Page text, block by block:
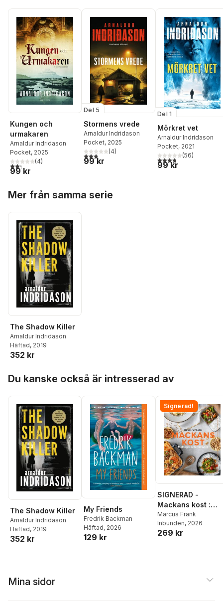
Kungen och
urmakaren
Arnaldur Indridason
Pocket, 2025
2,3utav 5 stjärnor. Totalt antal röster:
(4)
99 kr
Del 5
Stormens vrede
Arnaldur Indridason
Pocket, 2025
2,8utav 5 stjärnor. Totalt antal röster:
(4)
99 kr
Del 1
Mörkret vet
Arnaldur Indridason
Pocket, 2021
3,8utav 5 stjärnor.
(56)
99 kr
Mer från samma serie
The Shadow Killer
Arnaldur Indridason
Häftad, 2019
352 kr
Du kanske också är intresserad av
The Shadow Killer
Arnaldur Indridason
Häftad, 2019
352 kr
My Friends
Fredrik Backman
Häftad, 2026
129 kr
Signerad!
SIGNERAD -
Mackans kost :
Middagar och
matlådor
Marcus Frank
Inbunden, 2026
269 kr
Mina sidor